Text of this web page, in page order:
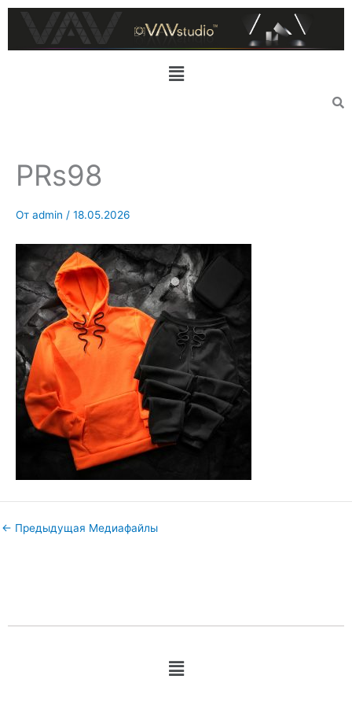
Перейти
содержимому
Меню
PRs98
От admin / 18.05.2026
← Предыдущая Медиафайлы
Меню